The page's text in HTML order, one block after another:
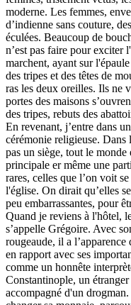
moderne. Les femmes,
d’indienne sans couture,
éculées. Beaucoup de
n’est pas faire pour exciter
marchent, ayant sur
des tripes et des têtes de
ras les deux oreilles. Ils ne
portes des maisons
des tripes, rebuts des
En revenant, j’entre dans
cérémonie religieuse. Dans
pas un siège, tout le
principale er même une
rares, celles que l’on voit
l'église. On dirait qu’elles
peu embarrassantes, pour
Quand je reviens à l'hôtel,
s’appelle Grégoire. Avec
rougeaude, il a
en rapport avec ses
comme un honnête
Constantinople, un
accompagné d'un